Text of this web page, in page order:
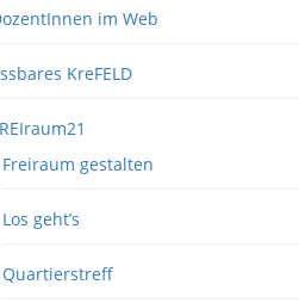
im Web
KreFELD
Freiraum gestalten
Los geht’s
Quartierstreff